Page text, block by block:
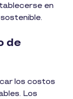
en
de
los costos
Los